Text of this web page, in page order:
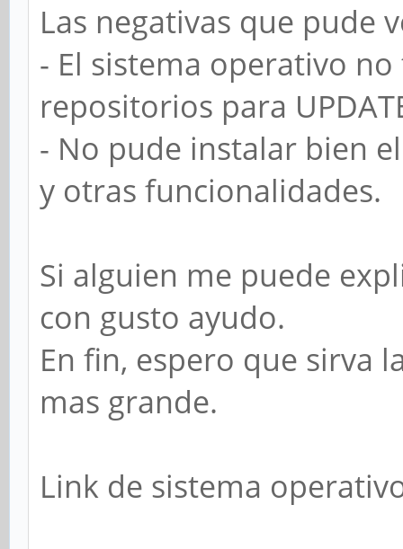
Las negativas que pude
- El sistema operativo
repositorios para
- No pude instalar bien
y otras funcionalidades.
Si alguien me puede
con gusto ayudo.
En fin, espero que sirva
mas grande.
Link de sistema